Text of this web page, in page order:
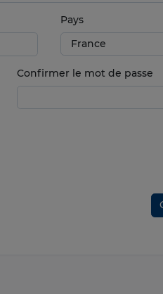
Pays
Confirmer le mot de passe